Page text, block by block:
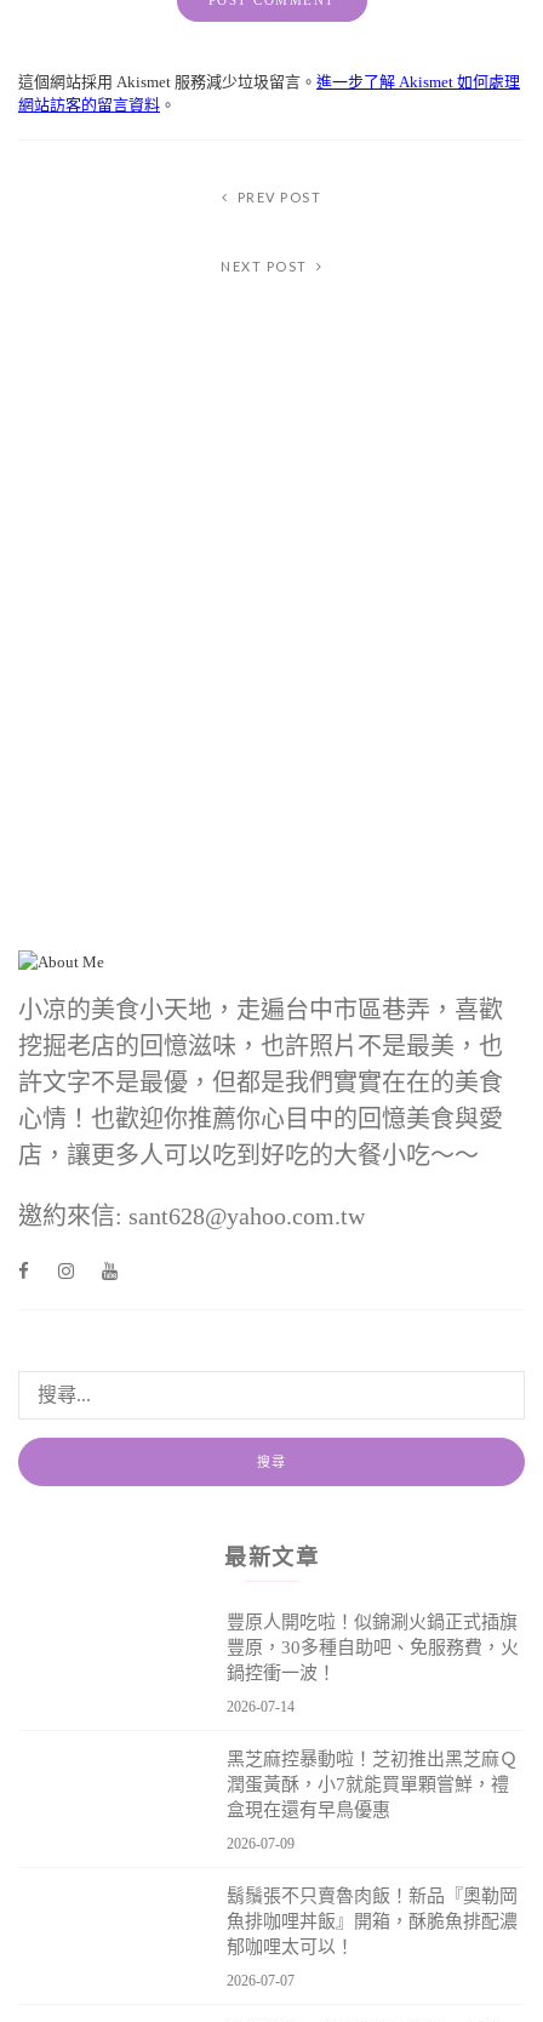
這個網站採用 Akismet 服務減少垃圾留言。 進一步了解 Akismet 如何處理
網站訪客的留言資料 。
PREV POST
NEXT POST
小凉的美食小天地，走遍台中市區巷弄，喜歡
挖掘老店的回憶滋味，也許照片不是最美，也
許文字不是最優，但都是我們實實在在的美食
心情！也歡迎你推薦你心目中的回憶美食與愛
店，讓更多人可以吃到好吃的大餐小吃～～
邀約來信: sant628@yahoo.com.tw
最新文章
豐原人開吃啦！似錦涮火鍋正式插旗
豐原，30多種自助吧、免服務費，火
鍋控衝一波！
2026-07-14
黑芝麻控暴動啦！芝初推出黑芝麻Ｑ
潤蛋黃酥，小7就能買單顆嘗鮮，禮
盒現在還有早鳥優惠
2026-07-09
鬍鬚張不只賣魯肉飯！新品『奧勒岡
魚排咖哩丼飯』開箱，酥脆魚排配濃
郁咖哩太可以！
2026-07-07